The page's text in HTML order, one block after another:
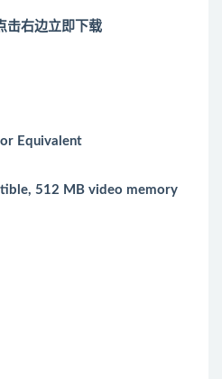
击右边立即下载
Equivalent
512 MB video memory